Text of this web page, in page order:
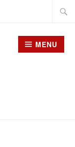
MENU